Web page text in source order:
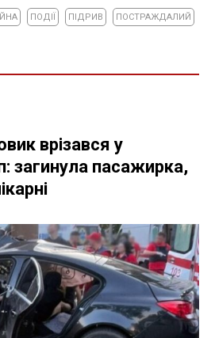
ПОДІЇ ПІДРИВ ПОСТРАЖДАЛИЙ
врізався у
загинула пасажирка,